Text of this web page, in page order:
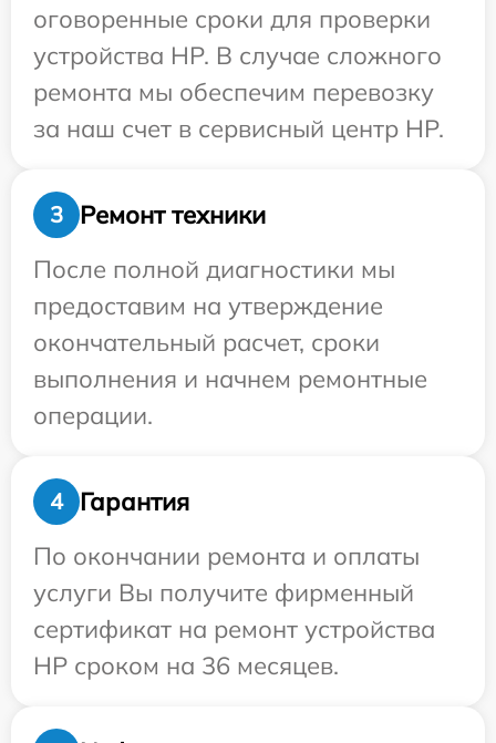
оговоренные сроки для проверки
устройства HP. В случае сложного
ремонта мы обеспечим перевозку
за наш счет в сервисный центр HP.
3
Ремонт техники
После полной диагностики мы
предоставим на утверждение
окончательный расчет, сроки
выполнения и начнем ремонтные
операции.
4
Гарантия
По окончании ремонта и оплаты
услуги Вы получите фирменный
сертификат на ремонт устройства
HP сроком на 36 месяцев.